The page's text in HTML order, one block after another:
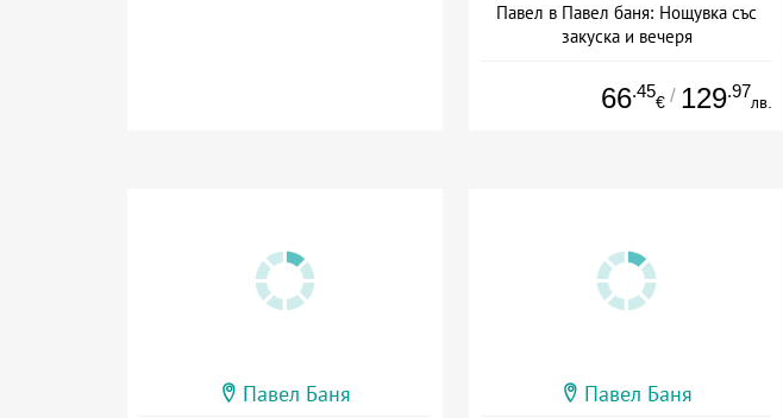
Павел в Павел баня: Нощувка със
закуска и вечеря
66.45
€ / 129.97
лв.
Павел Баня Павел Баня